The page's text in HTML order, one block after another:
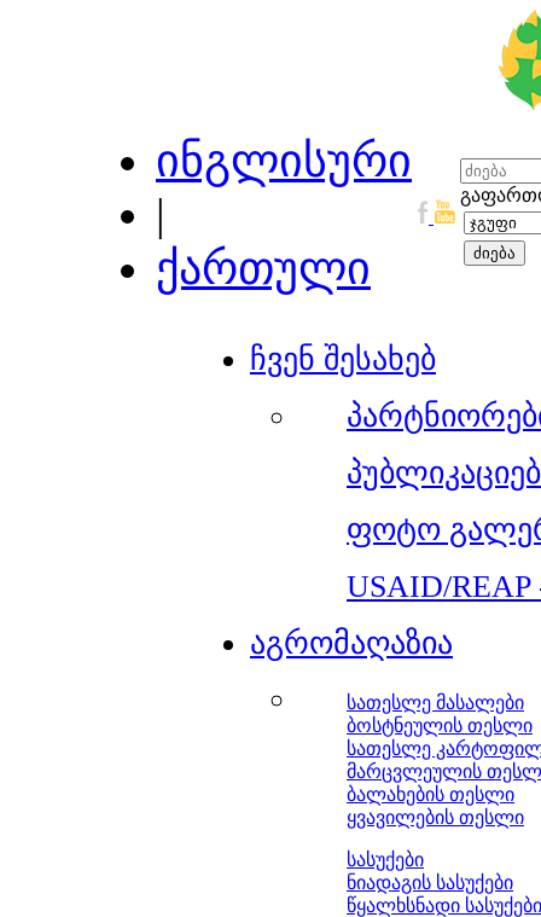
ინგლისური
|
ქართული
ჩვენ შესახებ
ფოტო
USAID/
აგრომაღაზია
სათესლე მასალები
ბოსტნეულის თესლი
სათესლე
მარცვლეულის
ბალახების თესლი
ყვავილების თესლი
სასუქები
ნიადაგის სასუქები
წყალხსნადი სასუქები